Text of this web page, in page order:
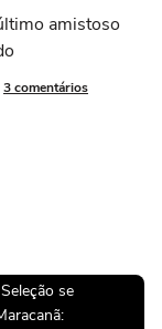
amistoso
3 comentários
se